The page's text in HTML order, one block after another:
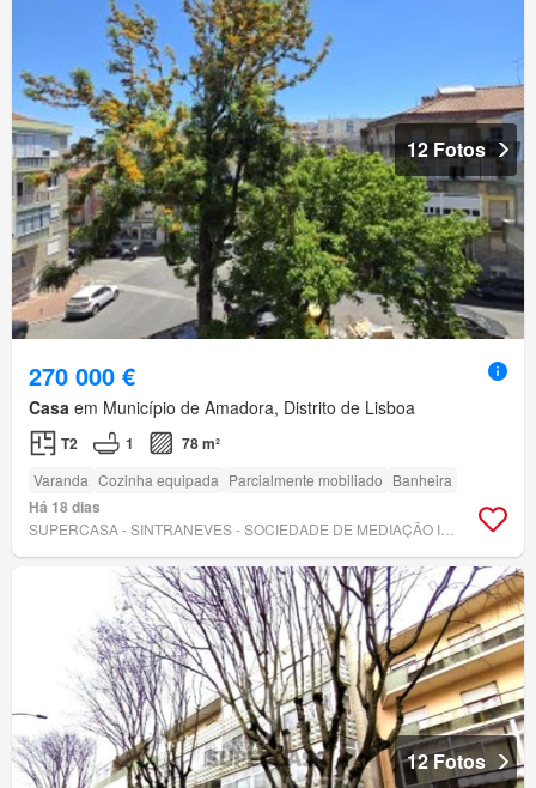
12 Fotos
270 000 €
Casa em Município de Amadora, Distrito de Lisboa
T2 1 78 m²
Varanda Cozinha equipada Parcialmente mobiliado Banheira
Há 18 dias
12 Fotos